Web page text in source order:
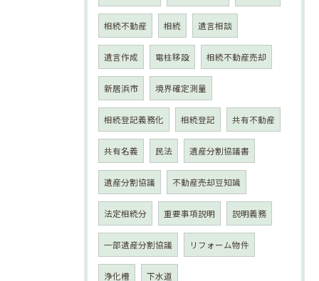
相続不動産 相続 遺言相談
遺言作成 電柱移設 相続不動産売却
新居浜市 境界確定測量
相続登記義務化 相続登記 共有不動産
共有名義 民法 遺産分割協議書
遺産分割協議 不動産売却豆知識
法定相続分 重要事項説明 説明義務
一部遺産分割協議 リフォーム物件
浄化槽 下水道